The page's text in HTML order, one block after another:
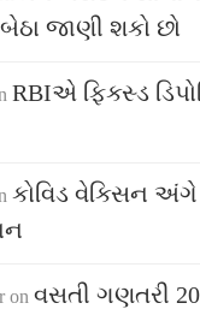
જાણી શકો છો
RBIએ ફિક્સ્ડ
કોવિડ વેક્સિન અંગે
on વસતી ગણતરી